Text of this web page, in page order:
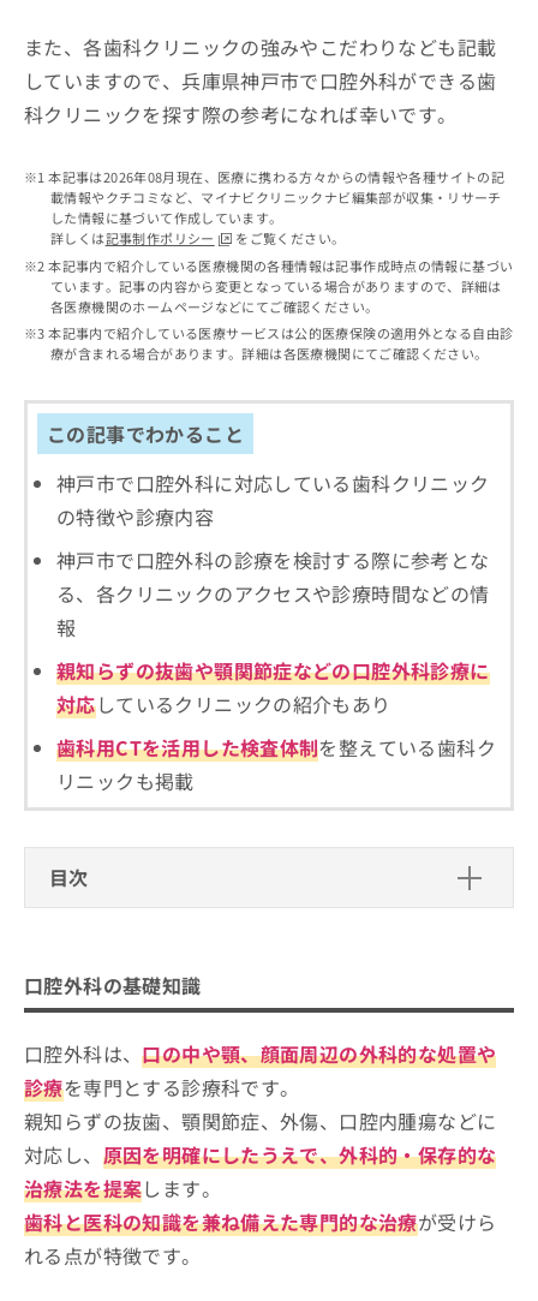
また、各歯科クリニックの強みやこだわりなども記載
していますので、兵庫県神戸市で口腔外科ができる歯
科クリニックを探す際の参考になれば幸いです。
本記事は2026年08月現在、医療に携わる方々からの情報や各種サイトの記
載情報やクチコミなど、マイナビクリニックナビ編集部が収集・リサーチ
した情報に基づいて作成しています。
詳しくは記事制作ポリシー
をご覧ください。
本記事内で紹介している医療機関の各種情報は記事作成時点の情報に基づい
ています。記事の内容から変更となっている場合がありますので、詳細は
各医療機関のホームページなどにてご確認ください。
本記事内で紹介している医療サービスは公的医療保険の適用外となる自由診
療が含まれる場合があります。詳細は各医療機関にてご確認ください。
この記事でわかること
神戸市で口腔外科に対応している歯科クリニック
の特徴や診療内容
神戸市で口腔外科の診療を検討する際に参考とな
る、各クリニックのアクセスや診療時間などの情
報
親知らずの抜歯や顎関節症などの口腔外科診療に
対応しているクリニックの紹介もあり
歯科用CTを活用した検査体制を整えている歯科ク
リニックも掲載
目次
口腔外科を受診する目安
口腔外科を受けるクリニック、どうやって選べ
ばいい？
口腔外科クリニックを選ぶ際にチェッ
クする4つのポイント
そもそも口腔外科ってなに？口腔外科のわかりや
すい紹介もあり！
神戸市で評判の口腔外科クリニックお
すすめ10選
しょうげん歯科医院
杉デンタルクリニック
みきデンタルクリニック
口腔外科の基礎知識
口腔外科は、口の中や顎、顔面周辺の外科的な処置や
診療を専門とする診療科です。
親知らずの抜歯、顎関節症、外傷、口腔内腫瘍などに
対応し、 原因を明確にしたうえで、外科的・保存的な
治療法を提案します。
歯科と医科の知識を兼ね備えた専門的な治療が受けら
れる点が特徴です。
こち
らは
マイ
ナビ
クナ
ビサ
イト
への
お問
合せ
フォ
ーム
とな
りま
クリ
ニッ
クの
予
約・
のご
など
きま
せん
ので
ご了
承く
ださ
こ
ち
ら
の
求
ち
無
情
報
の
み
ち
載
は
こ
ち
ら
そ
の
他
の
お
問
い
広
告
出
お
合
わ
は
ら
資
料
ら
料
充
み
は
ち
ら
告
ち